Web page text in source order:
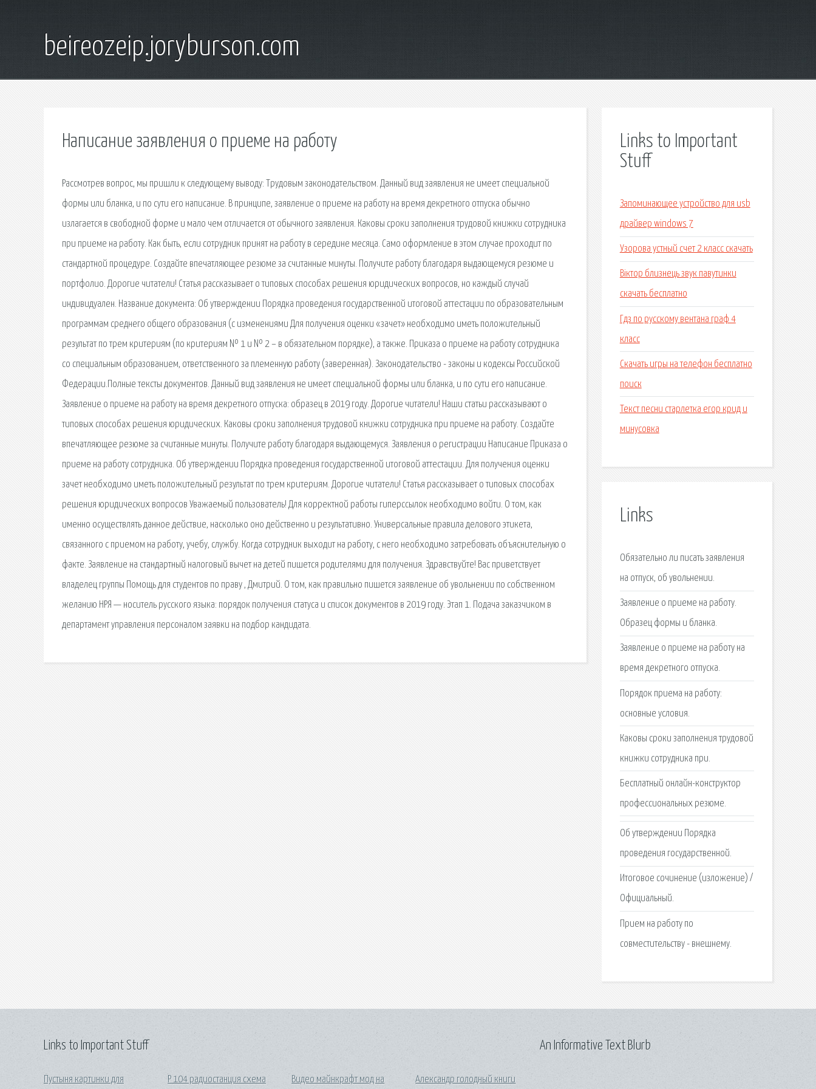
beireozeip.joryburson.com
Написание заявления о приеме на работу
Рассмотрев вопрос, мы пришли к следующему выводу: Трудовым законодательством. Данный вид заявления не имеет специальной
формы или бланка, и по сути его написание. В принципе, заявление о приеме на работу на время декретного отпуска обычно
излагается в свободной форме и мало чем отличается от обычного заявления. Каковы сроки заполнения трудовой книжки сотрудника
при приеме на работу. Как быть, если сотрудник принят на работу в середине месяца. Само оформление в этом случае проходит по
стандартной процедуре. Создайте впечатляющее резюме за считанные минуты. Получите работу благодаря выдающемуся резюме и
портфолио. Дорогие читатели! Статья рассказывает о типовых способах решения юридических вопросов, но каждый случай
индивидуален. Название документа: Об утверждении Порядка проведения государственной итоговой аттестации по образовательным
программам среднего общего образования (с изменениями Для получения оценки «зачет» необходимо иметь положительный
результат по трем критериям (по критериям № 1 и № 2 – в обязательном порядке), а также. Приказа о приеме на работу сотрудника
со специальным образованием, ответственного за племенную работу (заверенная). Законодательство - законы и кодексы Российской
Федерации.Полные тексты документов. Данный вид заявления не имеет специальной формы или бланка, и по сути его написание.
Заявление о приеме на работу на время декретного отпуска: образец в 2019 году. Дорогие читатели! Наши статьи рассказывают о
типовых способах решения юридических. Каковы сроки заполнения трудовой книжки сотрудника при приеме на работу. Создайте
впечатляющее резюме за считанные минуты. Получите работу благодаря выдающемуся. Заявления о регистрации Написание Приказа о
приеме на работу сотрудника. Об утверждении Порядка проведения государственной итоговой аттестации. Для получения оценки
зачет необходимо иметь положительный результат по трем критериям. Дорогие читатели! Статья рассказывает о типовых способах
решения юридических вопросов Уважаемый пользователь! Для корректной работы гиперссылок необходимо войти. О том, как
именно осуществлять данное действие, насколько оно действенно и результативно. Универсальные правила делового этикета,
связанного с приемом на работу, учебу, службу. Когда сотрудник выходит на работу, с него необходимо затребовать объяснительную о
факте. Заявление на стандартный налоговый вычет на детей пишется родителями для получения. Здравствуйте! Вас приветствует
владелец группы Помощь для студентов по праву , Дмитрий. О том, как правильно пишется заявление об увольнении по собственном
желанию НРЯ — носитель русского языка: порядок получения статуса и список документов в 2019 году. Этап 1. Подача заказчиком в
департамент управления персоналом заявки на подбор кандидата.
Links to Important
Stuff
Запоминающее устройство для usb
драйвер windows 7
Узорова устный счет 2 класс скачать
Віктор близнець звук павутинки
скачать бесплатно
Гдз по русскому вентана граф 4
класс
Скачать игры на телефон бесплатно
поиск
Текст песни старлетка егор крид и
минусовка
Links
Обязательно ли писать заявления
на отпуск, об увольнении.
Заявление о приеме на работу.
Образец формы и бланка.
Заявление о приеме на работу на
время декретного отпуска.
Порядок приема на работу:
основные условия.
Каковы сроки заполнения трудовой
книжки сотрудника при.
Бесплатный онлайн-конструктор
профессиональных резюме.
Об утверждении Порядка
проведения государственной.
Итоговое сочинение (изложение) /
Официальный.
Прием на работу по
совместительству - внешнему.
Links to Important Stuff
Пустыня картинки для Р 104 радиостанция схема Видео майнкрафт мод на Александр голодный книги
An Informative Text Blurb